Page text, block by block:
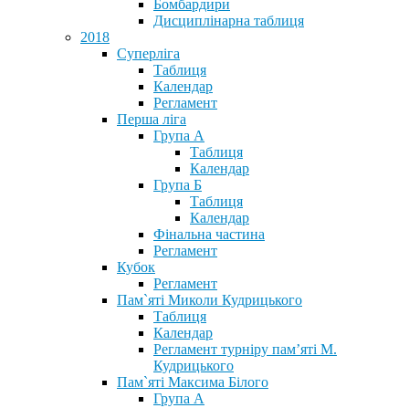
Бомбардири
Дисциплінарна таблиця
2018
Суперліга
Таблиця
Календар
Регламент
Перша ліга
Група А
Таблиця
Календар
Група Б
Таблиця
Календар
Фінальна частина
Регламент
Кубок
Регламент
Пам`яті Миколи Кудрицького
Таблиця
Календар
Регламент турніру пам’яті М.
Кудрицького
Пам`яті Максима Білого
Група А